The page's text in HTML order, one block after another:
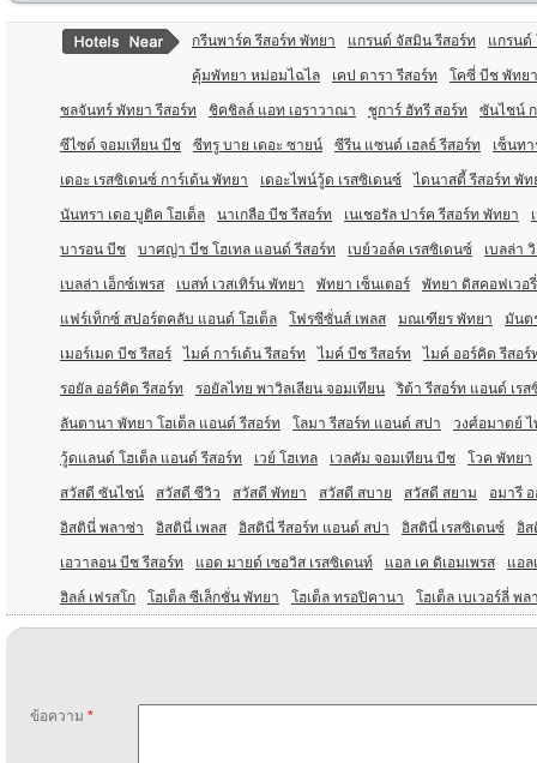
กรีนพาร์ค รีสอร์ท พัทยา แกรนด์ จัสมิน รีสอร์ท แกรนด์
คุ้มพัทยา หม่อมไฉไล เคป ดารา รีสอร์ท โคซี่ บีช พัทยา
ชลจันทร์ พัทยา รีสอร์ท ชิคชิลล์ แอท เอราวาณา ชูการ์ ฮัทรี สอร์ท ซันไชน์
ซีไซด์ จอมเทียน บีช ซีทรู บาย เดอะ ซายน์ ซีรีน แซนด์ เฮลธ์ รีสอร์ท เซ็นท
เดอะ เรสซิเดนซ์ การ์เด้น พัทยา เดอะไพน์วู้ด เรสซิเดนซ์ ไดนาสตี้ รีสอร์ท พัท
นันทรา เดอ บูติค โฮเต็ล นาเกลือ บีช รีสอร์ท เนเชอรัล ปาร์ค รีสอร์ท พัทยา
บารอน บีช บาศญ่า บีช โฮเทล แอนด์ รีสอร์ท เบย์วอล์ค เรสซิเดนซ์ เบลล่า
เบลล่า เอ็กซ์เพรส เบสท์ เวสเทิร์น พัทยา พัทยา เซ็นเตอร์ พัทยา ดิสคอฟเวอ
แฟร์เท็กซ์ สปอร์ตคลับ แอนด์ โฮเต็ล โฟรซีซั่นส์ เพลส มณเฑียร พัทยา มันต
เมอร์เมด บีช รีสอร์ ไมค์ การ์เด้น รีสอร์ท ไมค์ บีช รีสอร์ท ไมค์ ออร์คิด รีสอร์
รอยัล ออร์คิด รีสอร์ท รอยัลไทย พาวิลเลียน จอมเทียน ริต้า รีสอร์ท แอนด์ เรส
ลันตานา พัทยา โฮเต็ล แอนด์ รีสอร์ท โลมา รีสอร์ท แอนด์ สปา วงศ์อมาตย์ ไ
วู้ดแลนด์ โฮเต็ล แอนด์ รีสอร์ท เวย์ โฮเทล เวลคัม จอมเทียน บีช โวค พัทยา
สวัสดี ซันไชน์ สวัสดี ซีวิว สวัสดี พัทยา สวัสดี สบาย สวัสดี สยาม อมารี
อิสตินี่ พลาซ่า อิสตินี่ เพลส อิสตินี่ รีสอร์ท แอนด์ สปา อิสตินี่ เรสซิเดนซ์ อิ
เอวาลอน บีช รีสอร์ท แอด มายด์ เซอวิส เรสซิเดนท์ แอล เค ดิเอมเพรส แอล
ฮิลล์ เฟรสโก โฮเต็ล ซีเล็กชั่น พัทยา โฮเต็ล ทรอปิคานา โฮเต็ล เบเวอร์ลี่ พล
ข้อความ *